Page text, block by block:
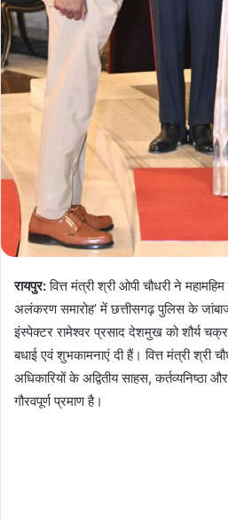
रायपुर:वित्त मंत्री श्री ओपी चौधरी ने महामहिम
अलंकरण समारोह’ में छत्तीसगढ़ पुलिस के
इंस्पेक्टर रामेश्वर प्रसाद देशमुख को शौर्य चक्र
बधाई एवं शुभकामनाएं दी हैं। वित्त मंत्री श्री
अधिकारियों के अद्वितीय साहस, कर्तव्यनिष्ठा
गौरवपूर्ण प्रमाण है।